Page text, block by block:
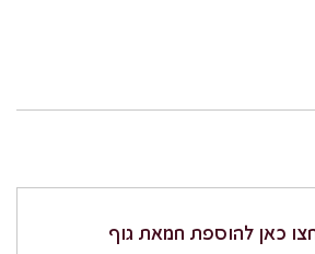
כאן להוספת חמאת גוף